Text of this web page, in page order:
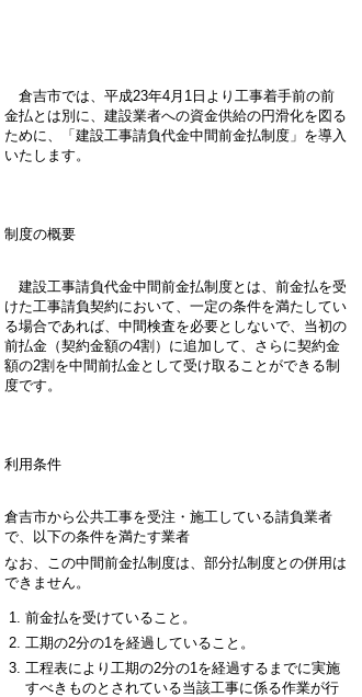
倉吉市では、平成23年4月1日より工事着手前の前
金払とは別に、建設業者への資金供給の円滑化を図る
ために、「建設工事請負代金中間前金払制度」を導入
いたします。
制度の概要
建設工事請負代金中間前金払制度とは、前金払を受
けた工事請負契約において、一定の条件を満たしてい
る場合であれば、中間検査を必要としないで、当初の
前払金（契約金額の4割）に追加して、さらに契約金
額の2割を中間前払金として受け取ることができる制
度です。
利用条件
倉吉市から公共工事を受注・施工している請負業者
で、以下の条件を満たす業者
なお、この中間前金払制度は、部分払制度との併用は
できません。
前金払を受けていること。
工期の2分の1を経過していること。
工程表により工期の2分の1を経過するまでに実施
すべきものとされている当該工事に係る作業が行